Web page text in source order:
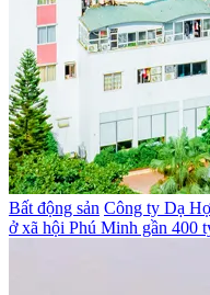
Bất động sản Công ty Dạ
ở xã hội Phú Minh gần 400